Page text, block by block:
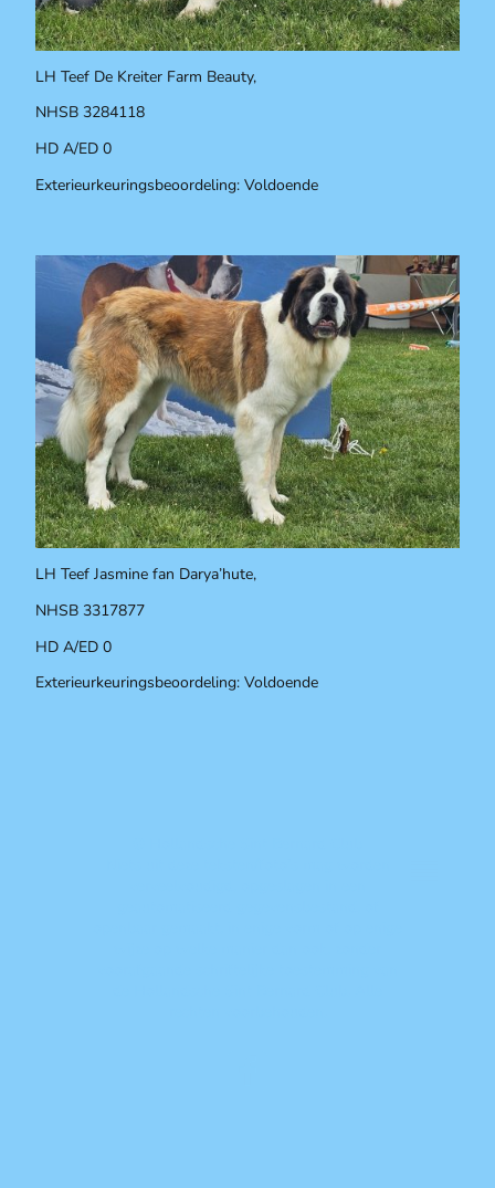
LH Teef De Kreiter Farm Beauty,
NHSB 3284118
HD A/ED 0
Exterieurkeuringsbeoordeling: Voldoende
LH Teef Jasmine fan Darya’hute,
NHSB 3317877
HD A/ED 0
Exterieurkeuringsbeoordeling: Voldoende